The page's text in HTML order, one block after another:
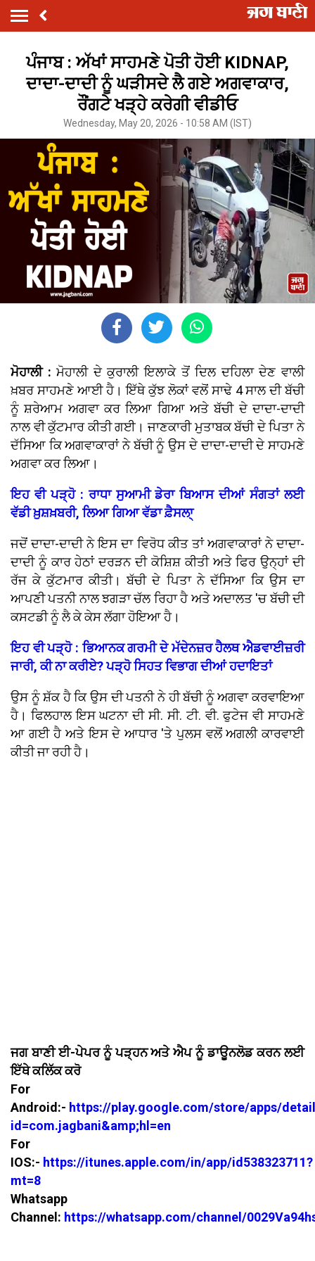
ਪੰਜਾਬ : ਅੱਖਾਂ ਸਾਹਮਣੇ ਪੋਤੀ ਹੋਈ KIDNAP,
ਦਾਦਾ-ਦਾਦੀ ਨੂੰ ਘੜੀਸਦੇ ਲੈ ਗਏ ਅਗਵਾਕਾਰ,
ਰੌਂਗਟੇ ਖੜ੍ਹੇ ਕਰੇਗੀ ਵੀਡੀਓ
Wednesday, May 20, 2026 - 10:58 AM (IST)
ਮੋਹਾਲੀ : ਮੋਹਾਲੀ ਦੇ ਕੁਰਾਲੀ ਇਲਾਕੇ ਤੋਂ ਦਿਲ ਦਹਿਲਾ ਦੇਣ ਵਾਲੀ
ਖ਼ਬਰ ਸਾਹਮਣੇ ਆਈ ਹੈ। ਇੱਥੇ ਕੁੱਝ ਲੋਕਾਂ ਵਲੋਂ ਸਾਢੇ 4 ਸਾਲ ਦੀ ਬੱਚੀ
ਨੂੰ ਸ਼ਰੇਆਮ ਅਗਵਾ ਕਰ ਲਿਆ ਗਿਆ ਅਤੇ ਬੱਚੀ ਦੇ ਦਾਦਾ-ਦਾਦੀ
ਨਾਲ ਵੀ ਕੁੱਟਮਾਰ ਕੀਤੀ ਗਈ। ਜਾਣਕਾਰੀ ਮੁਤਾਬਕ ਬੱਚੀ ਦੇ ਪਿਤਾ ਨੇ
ਦੱਸਿਆ ਕਿ ਅਗਵਾਕਾਰਾਂ ਨੇ ਬੱਚੀ ਨੂੰ ਉਸ ਦੇ ਦਾਦਾ-ਦਾਦੀ ਦੇ ਸਾਹਮਣੇ
ਅਗਵਾ ਕਰ ਲਿਆ।
ਇਹ ਵੀ ਪੜ੍ਹੋ : ਰਾਧਾ ਸੁਆਮੀ ਡੇਰਾ ਬਿਆਸ ਦੀਆਂ ਸੰਗਤਾਂ ਲਈ
ਵੱਡੀ ਖ਼ੁਸ਼ਖ਼ਬਰੀ, ਲਿਆ ਗਿਆ ਵੱਡਾ ਫ਼ੈਸਲਾ੍
ਜਦੋਂ ਦਾਦਾ-ਦਾਦੀ ਨੇ ਇਸ ਦਾ ਵਿਰੋਧ ਕੀਤ ਤਾਂ ਅਗਵਾਕਾਰਾਂ ਨੇ ਦਾਦਾ-
ਦਾਦੀ ਨੂੰ ਕਾਰ ਹੇਠਾਂ ਦਰੜਨ ਦੀ ਕੋਸ਼ਿਸ਼ ਕੀਤੀ ਅਤੇ ਫਿਰ ਉਨ੍ਹਾਂ ਦੀ
ਰੱਜ ਕੇ ਕੁੱਟਮਾਰ ਕੀਤੀ। ਬੱਚੀ ਦੇ ਪਿਤਾ ਨੇ ਦੱਸਿਆ ਕਿ ਉਸ ਦਾ
ਆਪਣੀ ਪਤਨੀ ਨਾਲ ਝਗੜਾ ਚੱਲ ਰਿਹਾ ਹੈ ਅਤੇ ਅਦਾਲਤ 'ਚ ਬੱਚੀ ਦੀ
ਕਸਟਡੀ ਨੂੰ ਲੈ ਕੇ ਕੇਸ ਲੱਗਾ ਹੋਇਆ ਹੈ।
ਇਹ ਵੀ ਪੜ੍ਹੋ : ਭਿਆਨਕ ਗਰਮੀ ਦੇ ਮੱਦੇਨਜ਼ਰ ਹੈਲਥ ਐਡਵਾਈਜ਼ਰੀ
ਜਾਰੀ, ਕੀ ਨਾ ਕਰੀਏ? ਪੜ੍ਹੋ ਸਿਹਤ ਵਿਭਾਗ ਦੀਆਂ ਹਦਾਇਤਾਂ
ਉਸ ਨੂੰ ਸ਼ੱਕ ਹੈ ਕਿ ਉਸ ਦੀ ਪਤਨੀ ਨੇ ਹੀ ਬੱਚੀ ਨੂੰ ਅਗਵਾ ਕਰਵਾਇਆ
ਹੈ। ਫਿਲਹਾਲ ਇਸ ਘਟਨਾ ਦੀ ਸੀ. ਸੀ. ਟੀ. ਵੀ. ਫੁਟੇਜ ਵੀ ਸਾਹਮਣੇ
ਆ ਗਈ ਹੈ ਅਤੇ ਇਸ ਦੇ ਆਧਾਰ 'ਤੇ ਪੁਲਸ ਵਲੋਂ ਅਗਲੀ ਕਾਰਵਾਈ
ਕੀਤੀ ਜਾ ਰਹੀ ਹੈ।
ਜਗ ਬਾਣੀ ਈ-ਪੇਪਰ ਨੂੰ ਪੜ੍ਹਨ ਅਤੇ ਐਪ ਨੂੰ ਡਾਊਨਲੋਡ ਕਰਨ ਲਈ
ਇੱਥੇ ਕਲਿੱਕ ਕਰੋ
For
Android:- https://play.google.com/store/apps/
id=com.jagbani&amp;hl=en
For
IOS:- https://itunes.apple.com/in/app/id538323711?
mt=8
Whatsapp
Channel: https://whatsapp.com/channel/